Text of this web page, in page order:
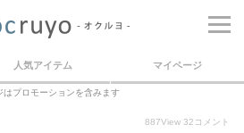
人気アイテム マイページ
はプロモーションを含みます
887View 32 コメント